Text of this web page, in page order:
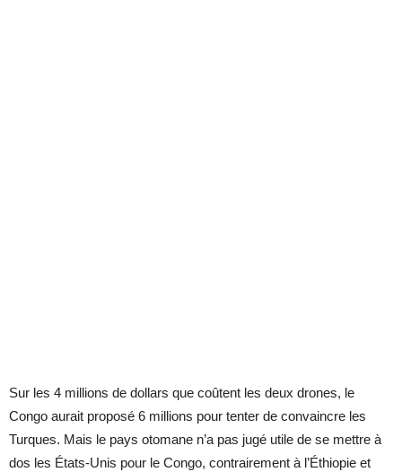
Sur les 4 millions de dollars que coûtent les deux drones, le
Congo aurait proposé 6 millions pour tenter de convaincre les
Turques. Mais le pays otomane n’a pas jugé utile de se mettre à
dos les États-Unis pour le Congo, contrairement à l’Éthiopie et